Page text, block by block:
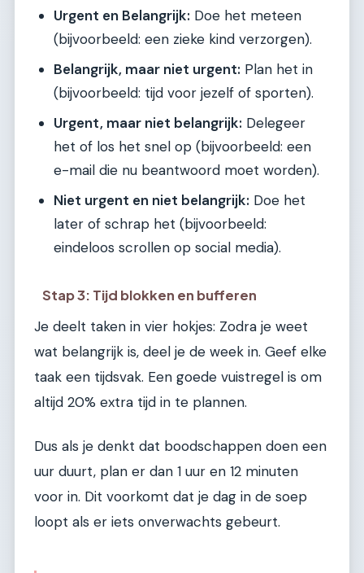
Urgent en Belangrijk: Doe het meteen
(bijvoorbeeld: een zieke kind verzorgen).
Belangrijk, maar niet urgent: Plan het in
(bijvoorbeeld: tijd voor jezelf of sporten).
Urgent, maar niet belangrijk: Delegeer
het of los het snel op (bijvoorbeeld: een
e-mail die nu beantwoord moet worden).
Niet urgent en niet belangrijk: Doe het
later of schrap het (bijvoorbeeld:
eindeloos scrollen op social media).
Stap 3: Tijd blokken en bufferen
Je deelt taken in vier hokjes: Zodra je weet
wat belangrijk is, deel je de week in. Geef elke
taak een tijdsvak. Een goede vuistregel is om
altijd 20% extra tijd in te plannen.
Dus als je denkt dat boodschappen doen een
uur duurt, plan er dan 1 uur en 12 minuten
voor in. Dit voorkomt dat je dag in de soep
loopt als er iets onverwachts gebeurt.